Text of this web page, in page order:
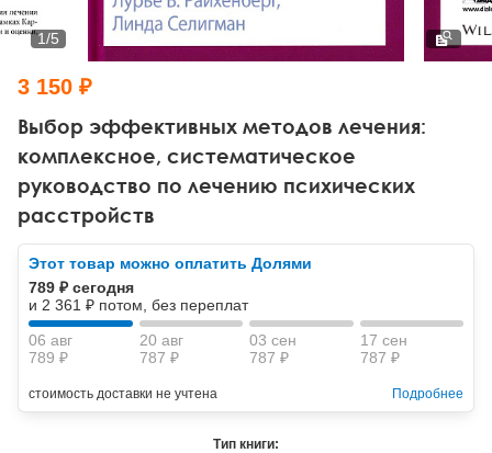
Тревожные расстройства, панические атаки
Психодрама
Другие направления психотерапии
Классический, эриксоновский гипноз и НЛП
НЛП
Психология труда и эргономика
Социальная психология
Социальная и организационная психология
Классический и юнгианский психоанализ
Выбор эффективных методов лечения:
комплексное, систематическое
руководство по лечению психических
расстройств
1/5
3 150 ₽
Этот товар можно оплатить Долями
789 ₽ сегодня
и 2 361 ₽ потом, без переплат
06 авг
789 ₽
20 авг
787 ₽
03 сен
787 ₽
17 сен
787 ₽
стоимость доставки не учтена Подробнее
Тип книги: